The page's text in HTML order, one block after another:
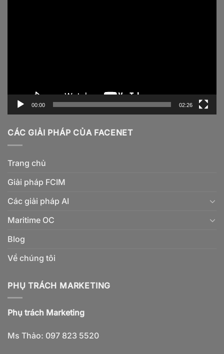
00:00 02:26
CÁC GIẢI PHÁP CỦA FACENET
Trang chủ
Giải pháp FCIM
Các giải pháp AI
Maritime OC
Blog
Về chúng tôi
PHỤ TRÁCH MARKETING
Phụ trách Marketing
Ms Thảo: 097 823 5520